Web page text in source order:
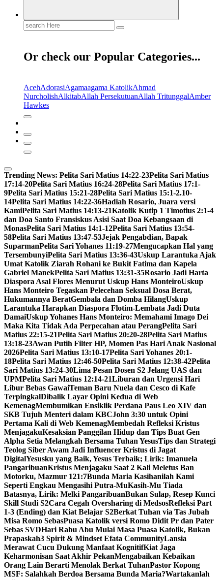
Search
for:
Or check our Popular Categories...
AcehAdorasiAgamaagama KatolikAhmad
NurcholishAlkitabAllah PersekutuanAllah TritunggalAmber
Hawkes
Trending News: Pelita Sari Matius 14:22-23Pelita Sari Matius
17:14-20Pelita Sari Matius 16:24-28Pelita Sari Matius 17:1-
9Pelita Sari Matius 15:21-28Pelita Sari Matius 15:1-2.10-
14Pelita Sari Matius 14:22-36Hadiah Rosario, Juara versi
KamiPelita Sari Matius 14:13-21Katolik Kutip 1 Timotius 2:1-4
dan Doa Santo Fransiskus Asisi Saat Doa Kebangsaan di
MonasPelita Sari Matius 14:1-12Pelita Sari Matius 13:54-
58Pelita Sari Matius 13:47-53Jejak Pengabdian, Bapak
SuparmanPelita Sari Yohanes 11:19-27Mengucapkan Hal yang
TersembunyiPelita Sari Matius 13:36-43Uskup Larantuka Ajak
Umat Katolik Ziarah Rohani ke Bukit Fatima dan Kapela
Gabriel ManekPelita Sari Matius 13:31-35Rosario Jadi Harta
Diaspora Asal Flores Menurut Uskup Hans MonteiroUskup
Hans Monteiro Tegaskan Pelecehan Seksual Dosa Berat,
Hukumannya BeratGembala dan Domba HilangUskup
Larantuka Harapkan Diaspora Flotim-Lembata Jadi Duta
DamaiUskup Yohanes Hans Monteiro: Memahami Imago Dei
Maka Kita Tidak Ada Perpecahan atau PerangPelita Sari
Matius 22:15-21Pelita Sari Matius 20:20-28Pelita Sari Matius
13:18-23Awan Putih Filter HP, Momen Pas Hari Anak Nasional
2026Pelita Sari Matius 13:10-17Pelita Sari Yohanes 20:1-
18Pelita Sari Matius 12:46-50Pelita Sari Matius 12:38-42Pelita
Sari Matius 13:24-30Lima Pesan Dosen S2 Jelang UAS dan
UPMPelita Sari Matius 12:14-21Liburan dan Urgensi Hari
Libur Bebas GawaiTeman Baru Nuela dan Cesco di Kafe
TerpingkalDibalik Layar Opini Kedua di Web
KemenagMembumikan Ensiklik Perdana Paus Leo XIV dan
SKB Tujuh Menteri dalam KBCJohn 3:30 untuk Opini
Pertama Kali di Web KemenagMembedah Refleksi Kristus
MenjagakuKesaksian Panggilan Hidup dan Tips Buat Gen
Alpha Setia Melangkah Bersama Tuhan YesusTips dan Strategi
Teolog Siber Awam Jadi Influencer Kristus di Jagat
DigitalYesusku yang Baik, Yesus Terbaik; Lirik: Imanuela
PangaribuanKristus Menjagaku Saat 2 Kali Meletus Ban
Motorku, Mazmur 121:7Bunda Maria Kasihanilah Kami
Seperti Engkau Mengasihi Putra-MuKasih-Mu Tiada
Batasnya, Lirik: Melki PangaribuanBukan Sulap, Resep Kunci
Skill Studi S2Cara Cegah Oversharing di MedsosRefleksi Part
1-3 (Ending) dan Kiat Belajar S2Berkat Tuhan via Tas Jubah
Misa Romo SebasPuasa Katolik versi Romo Didit Pr dan Pater
Sebas SVDHari Rabu Abu Mulai Masa Puasa Katolik, Bukan
Prapaskah3 Spirit & Mindset Efata CommunityLansia
Merawat Cucu Dukung Manfaat KognitifKiat Jaga
Keharmonisan Saat Akhir PekanMengabaikan Kebaikan
Orang Lain Berarti Menolak Berkat TuhanPastor Kopong
MSF: Salahkah Berdoa Bersama Bunda Maria?Wartakanlah